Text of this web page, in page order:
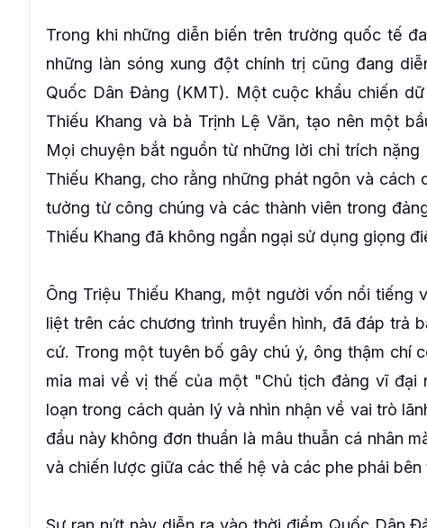
Trong khi những diễn biến trên trường quốc tế
những làn sóng xung đột chính trị cũng đang
Quốc Dân Đảng (KMT). Một cuộc khẩu chiến
Thiếu Khang và bà Trịnh Lệ Văn, tạo nên một
Mọi chuyện bắt nguồn từ những lời chỉ trích
Thiếu Khang, cho rằng những phát ngôn và
tưởng từ công chúng và các thành viên trong
Thiếu Khang đã không ngần ngại sử dụng giọng
Ông Triệu Thiếu Khang, một người vốn nổi
liệt trên các chương trình truyền hình, đã đáp trả
cứ. Trong một tuyên bố gây chú ý, ông thậm chí
mỉa mai về vị thế của một "Chủ tịch đảng vĩ đại
loạn trong cách quản lý và nhìn nhận về vai trò
đầu này không đơn thuần là mâu thuẫn cá nhân
và chiến lược giữa các thế hệ và các phe phái bên